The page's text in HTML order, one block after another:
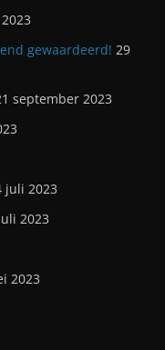
gewaardeerd! 29
september 2023
juli 2023
2023
2023